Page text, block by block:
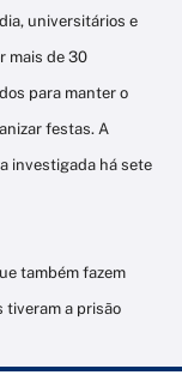
universitários e
mais de 30
para manter o
festas. A
investigada há sete
também fazem
tiveram a prisão